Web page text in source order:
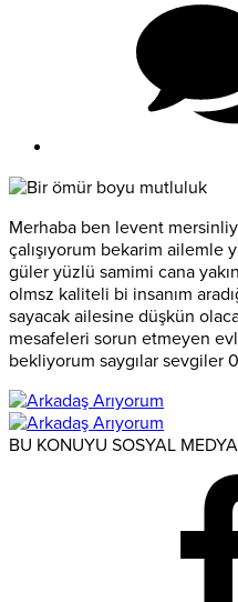
Merhaba ben levent
çalışıyorum bekarim ailemle
güler yüzlü samimi cana
olmsz kaliteli bi insanım
sayacak ailesine düşkün
mesafeleri sorun etmeyen
bekliyorum saygılar sevgiler
BU KONUYU SOSYAL